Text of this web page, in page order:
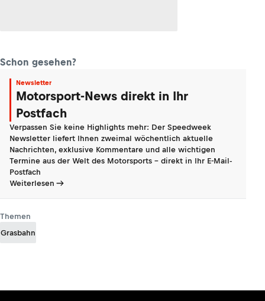
Schon gesehen?
Newsletter
Motorsport-News direkt in Ihr
Postfach
Verpassen Sie keine Highlights mehr: Der Speedweek
Newsletter liefert Ihnen zweimal wöchentlich aktuelle
Nachrichten, exklusive Kommentare und alle wichtigen
Termine aus der Welt des Motorsports - direkt in Ihr E-Mail-
Postfach
Weiterlesen
Themen
Grasbahn